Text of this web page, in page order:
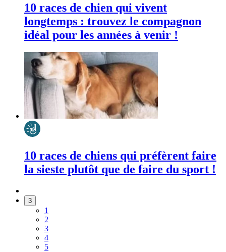
10 races de chien qui vivent
longtemps : trouvez le compagnon
idéal pour les années à venir !
10 races de chiens qui préfèrent faire
la sieste plutôt que de faire du sport !
3
1
2
3
4
5